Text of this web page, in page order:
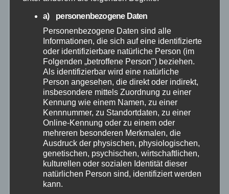
Juli 2026
Juni 2026
Mai 2026
April 2026
März 2026
Februar 2026
Januar 2026
a) personenbezogene Daten
Personenbezogene Daten sind alle
Informationen, die sich auf eine identifizierte
oder identifizierbare natürliche Person (im
Folgenden „betroffene Person") beziehen.
Als identifizierbar wird eine natürliche
Person angesehen, die direkt oder indirekt,
insbesondere mittels Zuordnung zu einer
Kennung wie einem Namen, zu einer
Kennnummer, zu Standortdaten, zu einer
Online-Kennung oder zu einem oder
mehreren besonderen Merkmalen, die
Ausdruck der physischen, physiologischen,
genetischen, psychischen, wirtschaftlichen,
kulturellen oder sozialen Identität dieser
natürlichen Person sind, identifiziert werden
kann.